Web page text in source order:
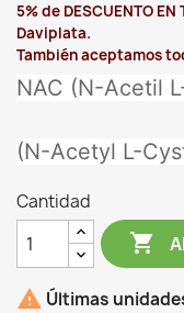
5% de DESCUENTO
Daviplata.
También aceptamos
NAC (N-Acetil
(N-Acetyl L-
Cantidad

 Últimas